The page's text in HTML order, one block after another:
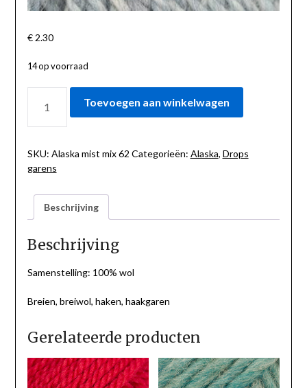
€2.30
14 op voorraad
MIST
AANTAL
Toevoegen aan winkelwagen
SKU: Alaska mist mix 62 Categorieën: Alaska, Drops
garens
Beschrijving
Beschrijving
Samenstelling: 100% wol
Breien, breiwol, haken, haakgaren
Gerelateerde producten